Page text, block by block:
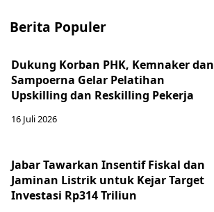
Berita Populer
Dukung Korban PHK, Kemnaker dan
Sampoerna Gelar Pelatihan
Upskilling dan Reskilling Pekerja
16 Juli 2026
Jabar Tawarkan Insentif Fiskal dan
Jaminan Listrik untuk Kejar Target
Investasi Rp314 Triliun